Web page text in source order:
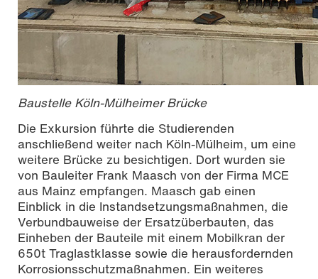
Baustelle Köln-Mülheimer Brücke
Die Exkursion führte die Studierenden
anschließend weiter nach Köln-Mülheim, um eine
weitere Brücke zu besichtigen. Dort wurden sie
von Bauleiter Frank Maasch von der Firma MCE
aus Mainz empfangen. Maasch gab einen
Einblick in die Instandsetzungsmaßnahmen, die
Verbundbauweise der Ersatzüberbauten, das
Einheben der Bauteile mit einem Mobilkran der
650t Traglastklasse sowie die herausfordernden
Korrosionsschutzmaßnahmen. Ein weiteres